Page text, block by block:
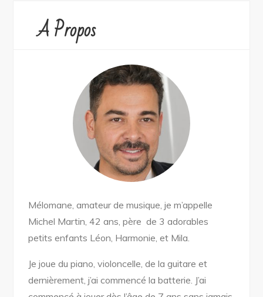
A Propos
Mélomane, amateur de musique, je m’appelle
Michel Martin, 42 ans, père de 3 adorables
petits enfants Léon, Harmonie, et Mila.
Je joue du piano, violoncelle, de la guitare et
dernièrement, j’ai commencé la batterie. J’ai